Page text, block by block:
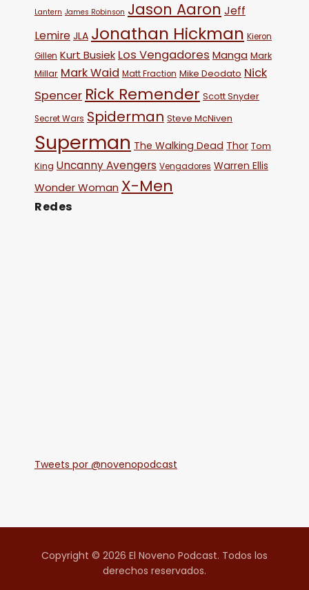
Lantern James Robinson Jason Aaron Jeff
Lemire JLA Jonathan Hickman Kieron
Gillen Kurt Busiek Los Vengadores Manga Mark
Millar Mark Waid Matt Fraction Mike Deodato Nick
Spencer Rick Remender Scott Snyder
Secret Wars Spiderman Steve McNiven
Superman The Walking Dead Thor Tom
King Uncanny Avengers Vengadores Warren Ellis
Wonder Woman X-Men
Redes
Tweets por @novenopodcast
Copyright © 2026 El Noveno Podcast. Todos los
derechos reservados.